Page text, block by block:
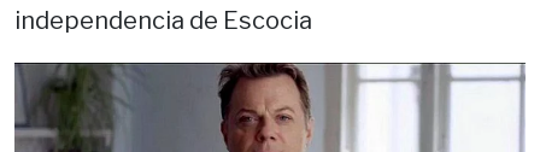
independencia de Escocia